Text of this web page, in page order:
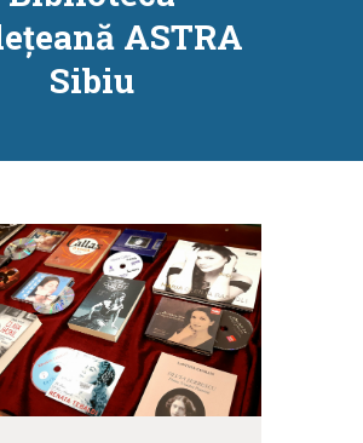
ASTRA
Sibiu
MEU